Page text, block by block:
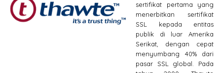
sertifikat pertama yang
menerbitkan sertifikat
SSL kepada entitas
publik di luar Amerika
Serikat, dengan cepat
menyumbang 40% dari
pasar SSL global. Pada